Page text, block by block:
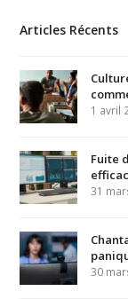
Articles Récents
1 avril
Fuite
31
30